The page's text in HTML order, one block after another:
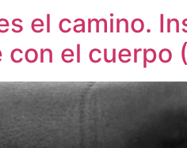
el camino.
con el cuerpo